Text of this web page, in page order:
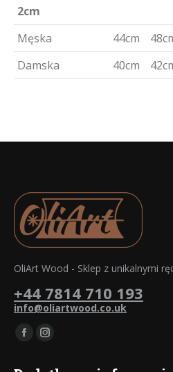
2cm
Męska 44cm
Damska
40cm
OliArt Wood - Sklep z unikalnymi
+44 7814 710 193
info@oliartwood.co.uk
Znajdź nas na:
FacebookInstagram